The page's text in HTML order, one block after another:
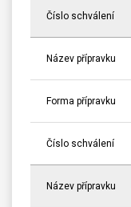
Číslo schválení
Název přípravku
Forma přípravku
Číslo schválení
Název přípravku